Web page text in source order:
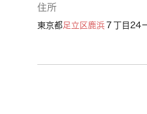
住所
東京都足立区 鹿浜 ７丁目24